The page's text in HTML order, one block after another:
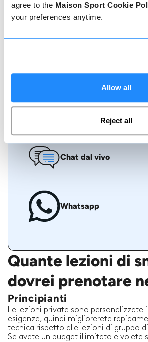
agree to the Maison Sport Cookie
your preferences anytime.
Allow all
Reject all
disposizione per aiutarvi:
o parlate con il nostro team se
assistenza.
Chiamaci
Chat dal vivo
Whatsapp
Quante lezioni di
dovrei prenotare
Principianti
Le lezioni private sono personalizzate
esigenze, quindi migliorerete
tecnica rispetto alle lezioni di gruppo
Se avete un budget illimitato e volete